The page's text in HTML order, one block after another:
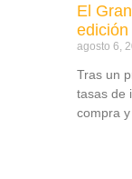
El
agosto 6,
Tras un
tasas de
compra y